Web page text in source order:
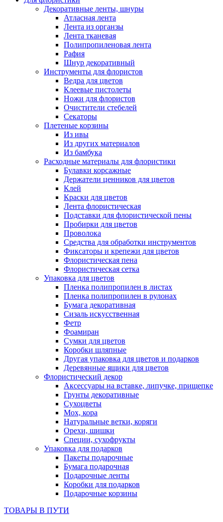
Декоративные ленты, шнуры
Атласная лента
Лента из органзы
Лента тканевая
Полипропиленовая лента
Рафия
Шнур декоративный
Инструменты для флористов
Ведра для цветов
Клеевые пистолеты
Ножи для флористов
Очистители стебелей
Секаторы
Плетеные корзины
Из ивы
Из других материалов
Из бамбука
Расходные материалы для флористики
Булавки корсажные
Держатели ценников для цветов
Клей
Краски для цветов
Лента флористическая
Подставки для флористической пены
Пробирки для цветов
Проволока
Средства для обработки инструментов
Фиксаторы и крепежи для цветов
Флористическая пена
Флористическая сетка
Упаковка для цветов
Пленка полипропилен в листах
Пленка полипропилен в рулонах
Бумага декоративная
Сизаль искусственная
Фетр
Фоамиран
Сумки для цветов
Коробки шляпные
Другая упаковка для цветов и подарков
Деревянные ящики для цветов
Флористический декор
Аксессуары на вставке, липучке, прищепке
Грунты декоративные
Сухоцветы
Мох, кора
Натуральные ветки, коряги
Орехи, шишки
Специи, сухофрукты
Упаковка для подарков
Пакеты подарочные
Бумага подарочная
Подарочные ленты
Коробки для подарков
Подарочные корзины
ТОВАРЫ В ПУТИ